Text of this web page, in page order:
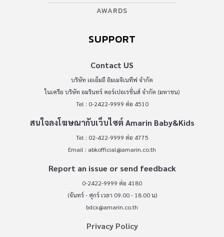
AWARDS
SUPPORT
Contact US
บริษัท เอเอ็มอี อิมเมจิเนทีฟ จำกัด
ในเครือ บริษัท อมรินทร์ คอร์เปอเรชั่นส์ จำกัด (มหาชน)
Tel : 0-2422-9999 ต่อ 4510
สนใจลงโฆษณากับเว็บไซต์ Amarin Baby&Kids
Tel : 02-422-9999 ต่อ 4775
Email : abkofficial@amarin.co.th
Report an issue or send feedback
0-2422-9999 ต่อ 4180
(จันทร์ - ศุกร์ เวลา 09.00 - 18.00 น)
bdcx@amarin.co.th
Privacy Policy